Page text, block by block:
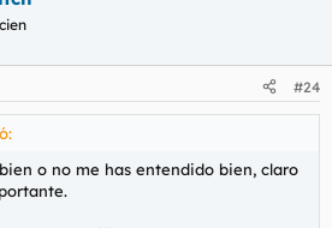
#24
o no me has entendido bien, claro